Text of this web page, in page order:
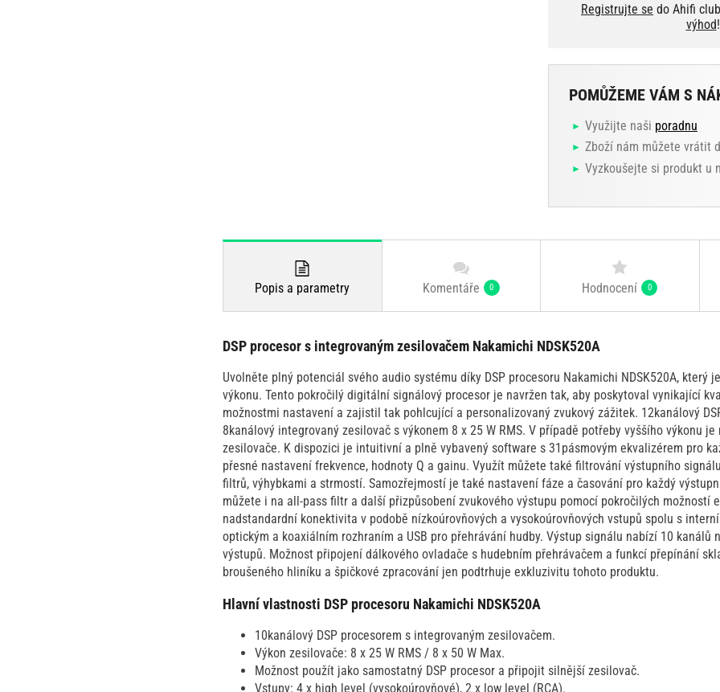
Registrujte se do Ahifi
výhod!
POMŮŽEME VÁM S
Využijte naši poradnu
Zboží nám můžete vrátit
Vyzkoušejte si produkt u
Popis a parametry Komentáře 0 Hodnocení 0
DSP procesor s integrovaným zesilovačem Nakamichi NDSK520A
Uvolněte plný potenciál svého audio systému díky DSP procesoru Nakamichi NDSK520A, který
výkonu. Tento pokročilý digitální signálový procesor je navržen tak, aby poskytoval vynikající
možnostmi nastavení a zajistil tak pohlcující a personalizovaný zvukový zážitek. 12kanálový
8kanálový integrovaný zesilovač s výkonem 8 x 25 W RMS. V případě potřeby vyššího výkonu
zesilovače. K dispozici je intuitivní a plně vybavený software s 31pásmovým ekvalizérem pro
přesné nastavení frekvence, hodnoty Q a gainu. Využít můžete také filtrování výstupního
filtrů, výhybkami a strmostí. Samozřejmostí je také nastavení fáze a časování pro každý
můžete i na all-pass filtr a další přizpůsobení zvukového výstupu pomocí pokročilých možností
nadstandardní konektivita v podobě nízkoúrovňových a vysokoúrovňových vstupů spolu s
optickým a koaxiálním rozhraním a USB pro přehrávání hudby. Výstup signálu nabízí 10 kanálů
výstupů. Možnost připojení dálkového ovladače s hudebním přehrávačem a funkcí přepínání
broušeného hliníku a špičkové zpracování jen podtrhuje exkluzivitu tohoto produktu.
Hlavní vlastnosti DSP procesoru Nakamichi NDSK520A
10kanálový DSP procesorem s integrovaným zesilovačem.
Výkon zesilovače: 8 x 25 W RMS / 8 x 50 W Max.
Možnost použít jako samostatný DSP procesor a připojit silnější zesilovač.
Vstupy: 4 x high level (vysokoúrovňové), 2 x low level (RCA).